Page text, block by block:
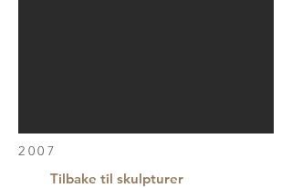
2007
Tilbake til skulpturer